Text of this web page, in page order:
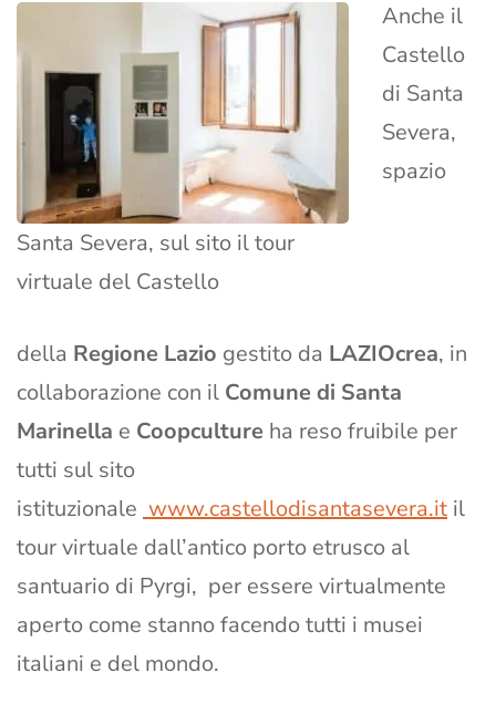
Santa Severa, sul sito il tour
virtuale del Castello
Anche il
Castello
di Santa
Severa,
spazio
della Regione Lazio gestito da LAZIOcrea, in
collaborazione con il Comune di Santa
Marinella e Coopculture ha reso fruibile per
tutti sul sito
istituzionale www.castellodisantasevera.it il
tour virtuale dall’antico porto etrusco al
santuario di Pyrgi, per essere virtualmente
aperto come stanno facendo tutti i musei
italiani e del mondo.